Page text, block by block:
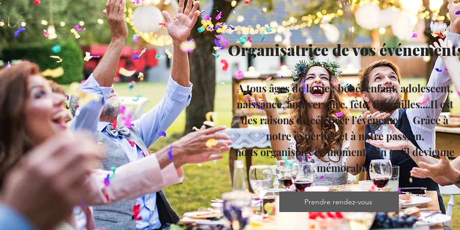
Organisatrice de vos
A tous âges de la vie : bébé, enfant, adolescent,
naissance, anniversaire, fête, fiancailles....Il est
des raisons de célébrer l'événement.Grâce à
notre expertise et à notre passion,
nousorganisons ce moment afin qu'il devienne
mémorable!
Prendre rendez-vous